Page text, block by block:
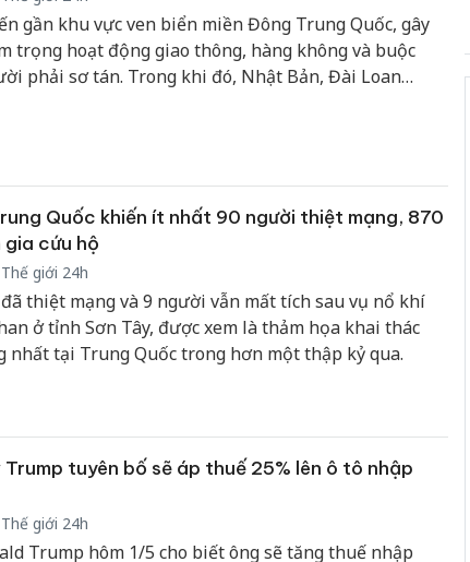
gần khu vực ven biển miền Đông Trung Quốc, gây
trọng hoạt động giao thông, hàng không và buộc
phải sơ tán. Trong khi đó, Nhật Bản, Đài Loan
Quốc khiến ít nhất 90 người thiệt mạng, 870
gia cứu hộ
Thế giới 24h
thiệt mạng và 9 người vẫn mất tích sau vụ nổ khí
ở tỉnh Sơn Tây, được xem là thảm họa khai thác
nhất tại Trung Quốc trong hơn một thập kỷ qua.
tuyên bố sẽ áp thuế 25% lên ô tô nhập
Thế giới 24h
Trump hôm 1/5 cho biết ông sẽ tăng thuế nhập
tìm bị hại trong vụ
án sản xuất, buôn
hại trong vụ án buôn
bán bình sữa
Moyuum giả
Quốc ra đầu thú